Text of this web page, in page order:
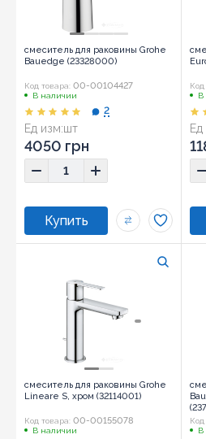
смеситель для раковины Grohe
Bauedge (23328000)
Код товара: 00-00104427
В наличии
Ед изм:шт
2
4050 грн
Код
В
Ед
смеситель для раковины Grohe
Lineare S, хром (32114001)
Код товара: 00-00155078
В наличии
Код
В